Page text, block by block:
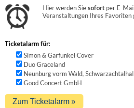
Hier werden Siesofort per E-
Veranstaltungen Ihres Favoriten
Ticketalarm für:
Simon & Garfunkel Cover
Duo Graceland
Neunburg vorm Wald,
Good Concert GmbH